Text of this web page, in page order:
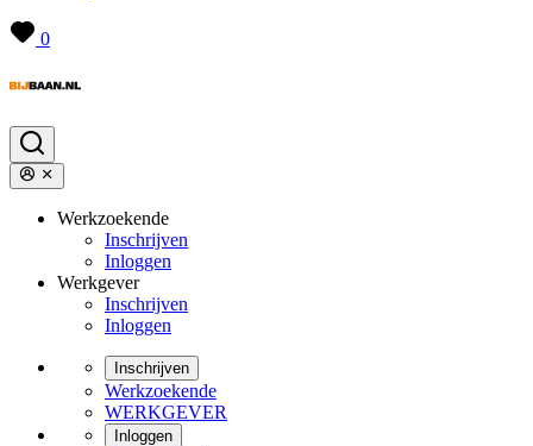
0
Werkzoekende
Inschrijven
Inloggen
Werkgever
Inschrijven
Inloggen
Inschrijven
Werkzoekende
WERKGEVER
Inloggen